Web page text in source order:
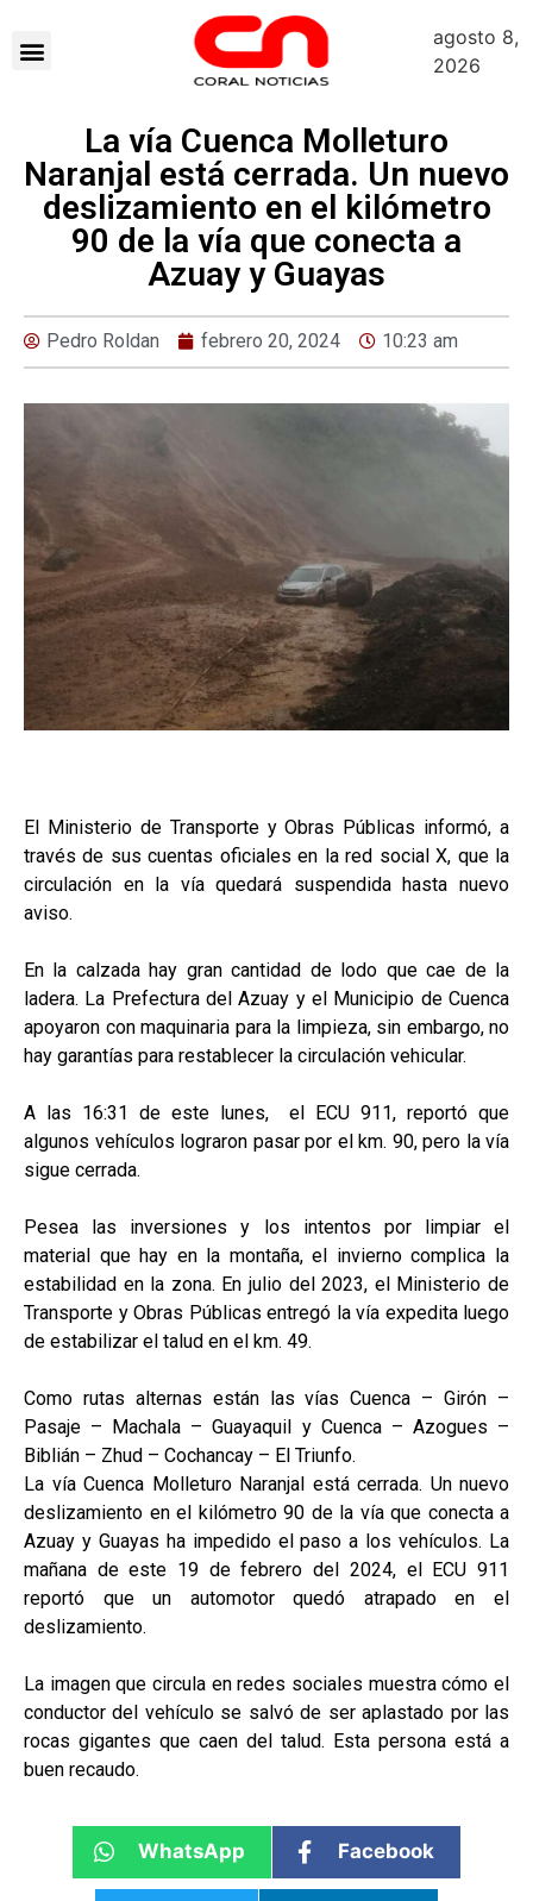
agosto 8,
2026
La vía Cuenca Molleturo
Naranjal está cerrada. Un nuevo
deslizamiento en el kilómetro
90 de la vía que conecta a
Azuay y Guayas
Pedro Roldan febrero 20, 2024 10:23 am
El Ministerio de Transporte y Obras Públicas informó, a
través de sus cuentas oficiales en la red social X, que la
circulación en la vía quedará suspendida hasta nuevo
aviso.
En la calzada hay gran cantidad de lodo que cae de la
ladera. La Prefectura del Azuay y el Municipio de Cuenca
apoyaron con maquinaria para la limpieza, sin embargo, no
hay garantías para restablecer la circulación vehicular.
A las 16:31 de este lunes, el ECU 911, reportó que
algunos vehículos lograron pasar por el km. 90, pero la vía
sigue cerrada.
Pesea las inversiones y los intentos por limpiar el
material que hay en la montaña, el invierno complica la
estabilidad en la zona. En julio del 2023, el Ministerio de
Transporte y Obras Públicas entregó la vía expedita luego
de estabilizar el talud en el km. 49.
Como rutas alternas están las vías Cuenca – Girón –
Pasaje – Machala – Guayaquil y Cuenca – Azogues –
Biblián – Zhud – Cochancay – El Triunfo.
La vía Cuenca Molleturo Naranjal está cerrada. Un nuevo
deslizamiento en el kilómetro 90 de la vía que conecta a
Azuay y Guayas ha impedido el paso a los vehículos. La
mañana de este 19 de febrero del 2024, el ECU 911
reportó que un automotor quedó atrapado en el
deslizamiento.
La imagen que circula en redes sociales muestra cómo el
conductor del vehículo se salvó de ser aplastado por las
rocas gigantes que caen del talud. Esta persona está a
buen recaudo.
WhatsApp Facebook